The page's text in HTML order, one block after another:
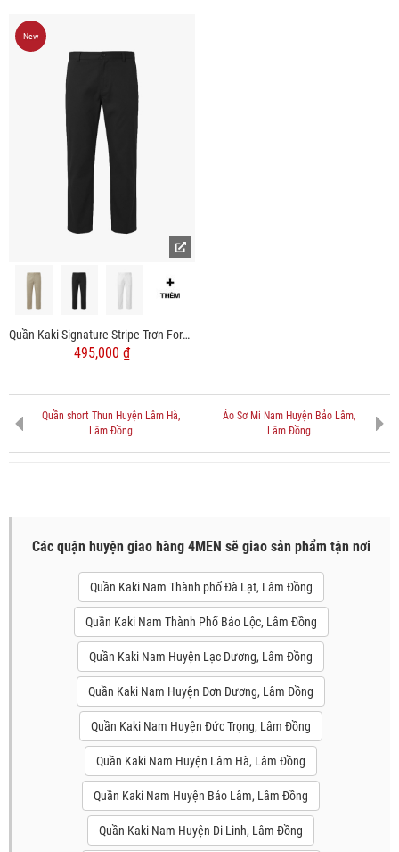
New
Quần Kaki Signature Stripe Trơn Form Regular QK036
495,000 ₫
Quần short Thun Huyện Lâm Hà,
Lâm Đồng
Áo Sơ Mi Nam Huyện Bảo Lâm,
Lâm Đồng
Các quận huyện giao hàng 4MEN sẽ giao sản phẩm tận nơi
Quần Kaki Nam Thành phố Đà Lạt, Lâm Đồng
Quần Kaki Nam Thành Phố Bảo Lộc, Lâm Đồng
Quần Kaki Nam Huyện Lạc Dương, Lâm Đồng
Quần Kaki Nam Huyện Đơn Dương, Lâm Đồng
Quần Kaki Nam Huyện Đức Trọng, Lâm Đồng
Quần Kaki Nam Huyện Lâm Hà, Lâm Đồng
Quần Kaki Nam Huyện Bảo Lâm, Lâm Đồng
Quần Kaki Nam Huyện Di Linh, Lâm Đồng